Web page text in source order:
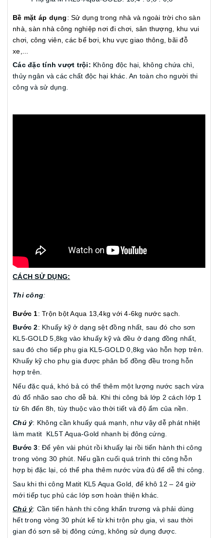
Bề mặt áp dụng: Sử dụng trong nhà và ngoài trời cho sàn
nhà, sàn nhà công nghiệp nơi đi chơi, sân thượng, khu vui
chơi, công viên, các bể bơi, khu vực giao thông, bãi đỗ
xe,...
Các đặc tính vượt trội: Không độc hại, không chứa chì,
thủy ngân và các chất độc hại khác. An toàn cho người thi
công và sử dụng.
CÁCH SỬ DỤNG:
Thi công:
Bước 1: Trộn bột Aqua 13,4kg với 4-6kg nước sạch.
Bước 2: Khuấy kỹ ở dạng sệt đồng nhất, sau đó cho sơn
KL5-GOLD 5,8kg vào khuấy kỹ và đều ở dạng đồng nhất,
sau đó cho tiếp phụ gia KL5-GOLD 0,8kg vào hỗn hợp trên.
Khuấy kỹ cho phụ gia được phân bố đồng đều trong hỗn
hợp trên.
Nếu đặc quá, khó bả có thể thêm một lượng nước sạch vừa
đủ đổ nhão sao cho dễ bả. Khi thi công bả lớp 2 cách lớp 1
từ 6h đến 8h, tùy thuộc vào thời tiết và độ ẩm của nền.
Chú ý: Không cần khuấy quá mạnh, như vậy dễ phát nhiệt
làm matit KL5T Aqua-Gold nhanh bị đông cứng.
Bước 3: Để yên vài phút rồi khuấy lại rồi tiến hành thi công
trong vòng 30 phút. Nếu gần cuối quá trình thi công hỗn
hợp bị đặc lại, có thể pha thêm nước vừa đủ để dễ thi công.
Sau khi thi công Matit KL5 Aqua Gold, để khô 12 – 24 giờ
mới tiếp tục phủ các lớp sơn hoàn thiện khác.
Chú ý: Cần tiến hành thi công khẩn trương và phải dùng
hết trong vòng 30 phút kể từ khi trộn phụ gia, vì sau thời
gian đó sơn sẽ bị đông cứng, không sử dụng được.